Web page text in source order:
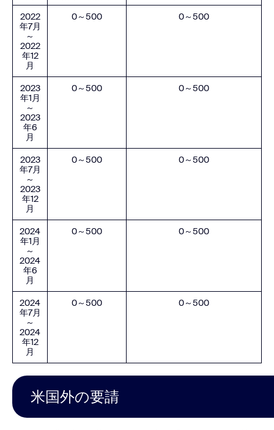
2022
年7月
～
2022
年12
月
0～500 0～500
2023
年1月
～
2023
年6
月
0～500 0～500
2023
年7月
～
2023
年12
月
0～500 0～500
2024
年1月
～
2024
年6
月
0～500 0～500
2024
年7月
～
2024
年12
月
0～500 0～500
米国外の要請